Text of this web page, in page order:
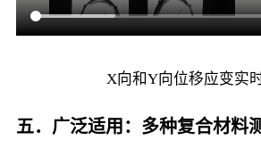
X向和Y向位移应变实
五．广泛适用：多种复合材料